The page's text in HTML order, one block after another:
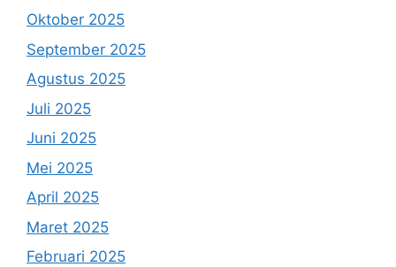
Oktober 2025
September 2025
Agustus 2025
Juli 2025
Juni 2025
Mei 2025
April 2025
Maret 2025
Februari 2025